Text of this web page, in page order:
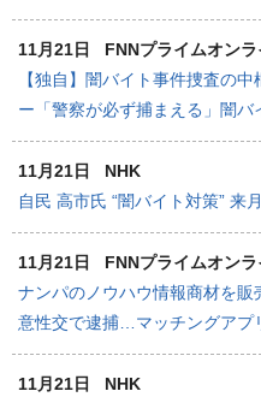
11月21日
FNNプライムオン
【独自】闇バイト事件捜査の
ー「警察が必ず捕まえる」闇バ
11月21日
NHK
自民 高市氏 “闇バイト対策” 来
11月21日
FNNプライムオン
ナンパのノウハウ情報商材を
意性交で逮捕…マッチングアプ
11月21日
NHK